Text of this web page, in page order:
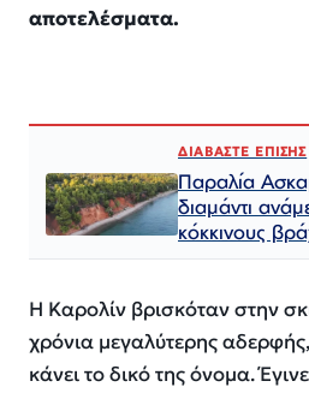
αποτελέσματα.
ΔΙΑΒΑΣΤΕ ΕΠΙΣΗΣ
Παραλία
διαμάντι
κόκκινους
Η Καρολίν βρισκόταν στην
χρόνια μεγαλύτερης
κάνει το δικό της όνομα.